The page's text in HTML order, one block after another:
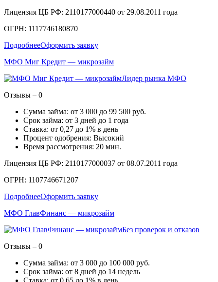
Лицензия ЦБ РФ: 2110177000440 от 29.08.2011 года
ОГРН: 1117746180870
ПодробнееОформить заявку
МФО Миг Кредит — микрозайм
Лидер рынка МФО
Отзывы – 0
Сумма займа: от 3 000 до 99 500 руб.
Срок займа: от 3 дней до 1 года
Ставка: от 0,27 до 1% в день
Процент одобрения: Высокий
Время рассмотрения: 20 мин.
Лицензия ЦБ РФ: 2110177000037 от 08.07.2011 года
ОГРН: 1107746671207
ПодробнееОформить заявку
МФО ГлавФинанс — микрозайм
Без проверок и отказов
Отзывы – 0
Сумма займа: от 3 000 до 100 000 руб.
Срок займа: от 8 дней до 14 недель